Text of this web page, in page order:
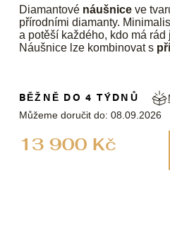
Diamantové náušnice ve
přírodními diamanty.
a potěší každého, kdo má
Náušnice lze kombinovat s
13 900 Kč
BĚŽNĚ DO 4 TÝDNŮ
Můžeme doručit do: 08.09.2026